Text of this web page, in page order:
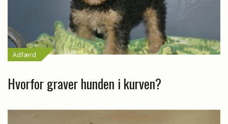
Adfærd
Hvorfor graver hunden i kurven?